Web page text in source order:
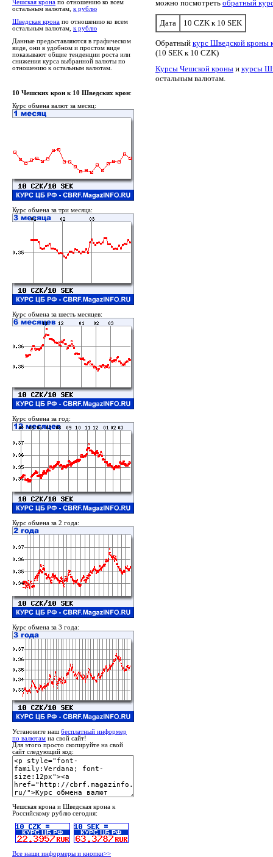
Чешская крона по отношению ко всем
остальным валютам, к рублю
Шведская крона по отношению ко всем
остальным валютам, к рублю
Данные предоставляются в графическом
виде, они в удобном и простом виде
показывают общие тенденции роста или
снижения курса выбранной валюты по
отношению к остальным валютам.
можно посмотреть обратный
Дата 10 CZK к 10 SEK
Обратный курс Шведской кроны
(10 SEK к 10 CZK)
Курсы Чешской кроны и курсы
остальным валютам.
10 Чешских крон к 10 Шведских крон:
Курс обмена валют за месяц:
Курс обмена за три месяца:
Курс обмена за шесть месяцев:
Курс обмена за год:
Курс обмена за 2 года:
Курс обмена за 3 года:
Установите наш бесплатный информер
по валютам на свой сайт!
Для этого просто скопируйте на свой
сайт следующий код:
Чешская крона и Шведская крона к
Российскому рублю сегодня:
Все наши информеры и кнопки>>